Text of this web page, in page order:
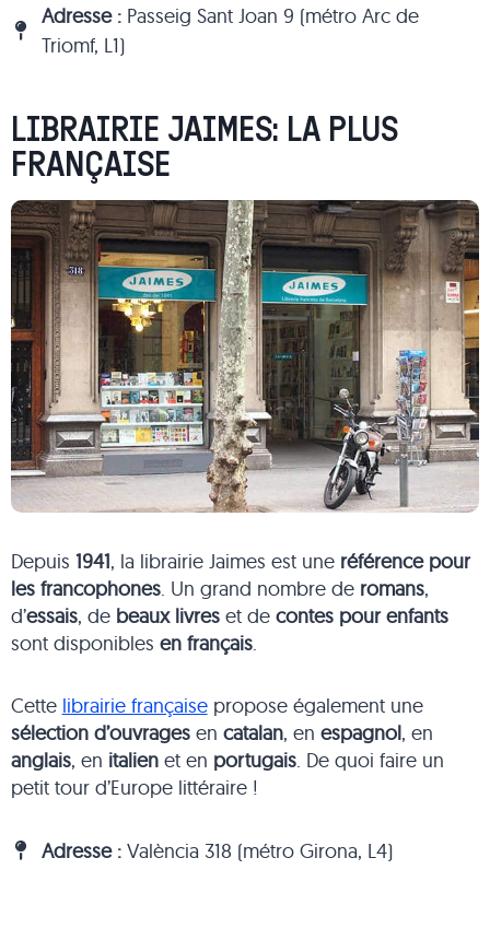
Adresse :Passeig Sant Joan 9 (métro Arc de
Triomf, L1)
LIBRAIRIE JAIMES: LA PLUS
FRANÇAISE
Depuis 1941, la librairie Jaimes est une référence pour
les francophones. Un grand nombre de romans,
d’essais, de beaux livreset de contes pour enfants
sont disponibles en français.
Cette librairie françaisepropose également une
sélection d’ouvragesen catalan, en espagnol, en
anglais, en italienet en portugais. De quoi faire un
petit tour d’Europe littéraire !
Adresse :València 318 (métro Girona, L4)